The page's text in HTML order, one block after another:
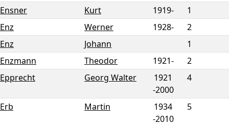
Ensner
Kurt 1919-
1
Enz
Werner 1928-
2
Enz
Johann
1
Enzmann
Theodor 1921-
2
Epprecht
Georg Walter
1921
-2000
4
Erb Martin
1934
-2010
5